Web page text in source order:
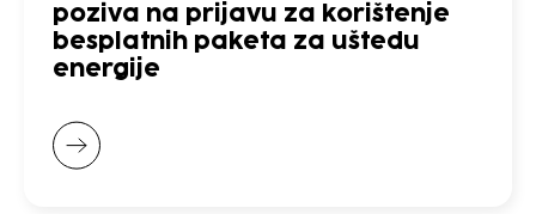
poziva na prijavu za korištenje
besplatnih paketa za uštedu
energije